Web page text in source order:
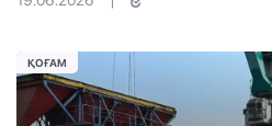
ҚОҒАМ